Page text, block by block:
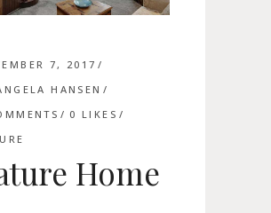
7, 2017
HANSEN
0 LIKES
Home